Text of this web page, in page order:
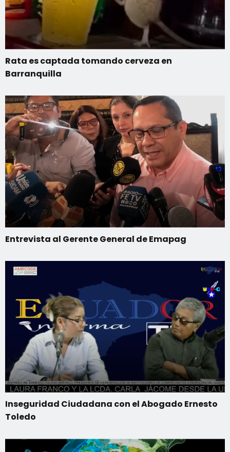
Rata es captada tomando cerveza en
Barranquilla
Entrevista al Gerente General de Emapag
Inseguridad Ciudadana con el Abogado Ernesto
Toledo